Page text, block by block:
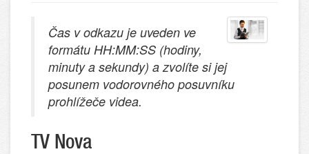
Čas v odkazu je uveden ve
formátu HH:MM:SS (hodiny,
minuty a sekundy) a zvolíte si jej
posunem vodorovného posuvníku
prohlížeče videa.
TV Nova